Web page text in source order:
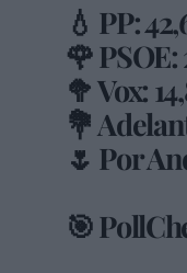
💧 PP:
🌹 PSOE:
🥦 Vox:
💐
🌷 Por
🎯